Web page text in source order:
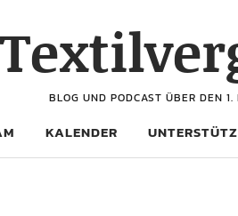
BLOG UND PODCAST ÜBER DEN
KALENDER